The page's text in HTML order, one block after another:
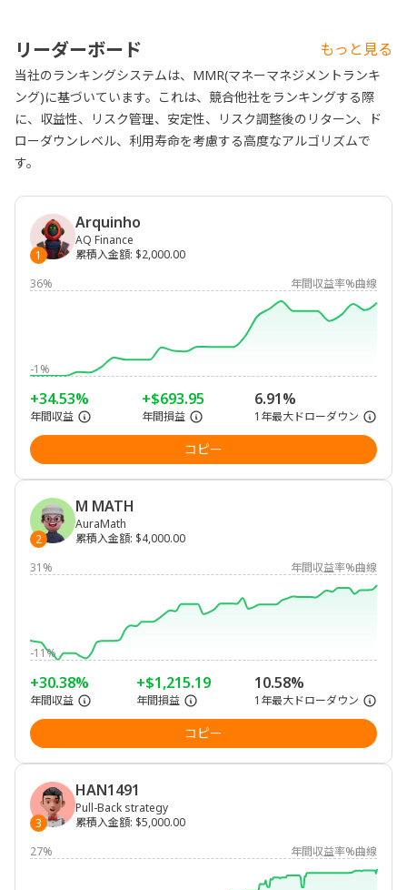
リーダーボード もっと見る
当社のランキングシステムは、MMR(マネーマネジメントランキ
ング)に基づいています。これは、競合他社をランキングする際
に、収益性、リスク管理、安定性、リスク調整後のリターン、ド
ローダウンレベル、利用寿命を考慮する高度なアルゴリズムで
す。
1
Arquinho
AQ Finance
累積入金額: $2,000.00
36%
年間収益率%曲線
-1%
+34.53%
年間収益
+$693.95
年間損益
6.91%
1年最大ドローダウン
コピー
2
M MATH
AuraMath
累積入金額: $4,000.00
31%
年間収益率%曲線
-11%
+30.38%
年間収益
+$1,215.19
年間損益
10.58%
1年最大ドローダウン
コピー
3
HAN1491
Pull-Back strategy
累積入金額: $5,000.00
27%
年間収益率%曲線